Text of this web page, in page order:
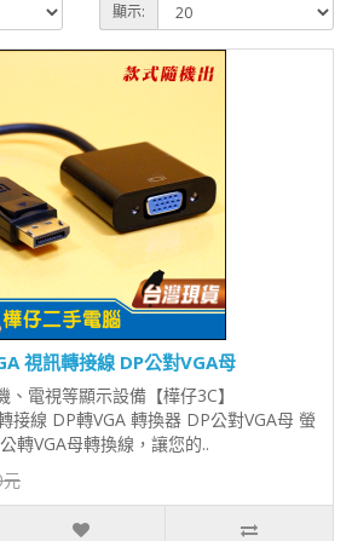
顯示:
視訊轉接線 DP公對VGA母
電視等顯示設備【樺仔3C】
接線 DP轉VGA 轉換器 DP公對VGA母 螢
轉VGA母轉換線，讓您的..